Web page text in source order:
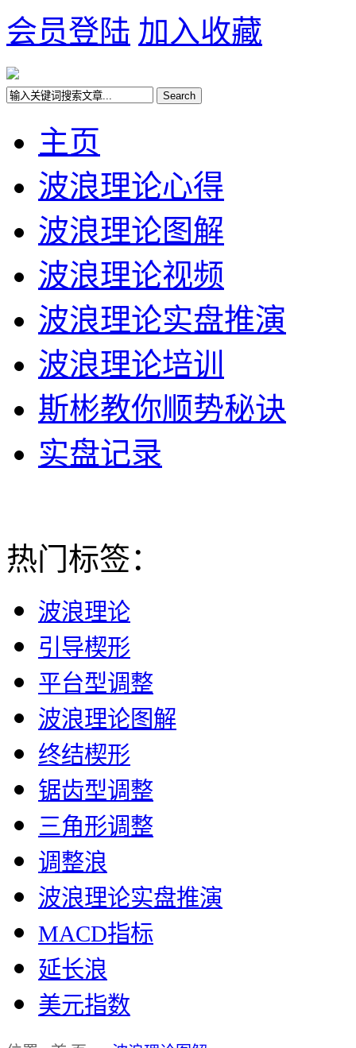
会员登陆 加入收藏
主页
波浪理论心得
波浪理论图解
波浪理论视频
波浪理论实盘推演
波浪理论培训
斯彬教你顺势秘诀
实盘记录
热门标签：
波浪理论
引导楔形
平台型调整
波浪理论图解
终结楔形
锯齿型调整
三角形调整
调整浪
波浪理论实盘推演
MACD指标
延长浪
美元指数